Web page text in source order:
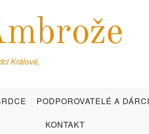
Králové,
PODPOROVATELÉ A DÁRCI
KONTAKT